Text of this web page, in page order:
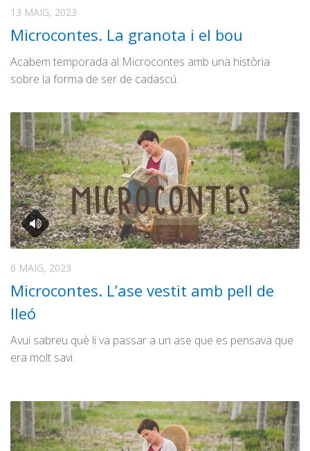
Publicitat
DJ Dbeat Classic Remix
L’Hora de la Gent Gran
Odiosos Vuit
Ona Maresme
El Refugi
Revival 80
La Vinya
Especials
Centre Obert
Festimatge
La Ràdio a l’Escola
Arxiu
Bon Dia
Camelot
CMX en sintonia
Elles van amb camper
13 MAIG, 2023
Microcontes. La granota i el bou
Acabem temporada al Microcontes amb una història
sobre la forma de ser de cadascú.
6 MAIG, 2023
Microcontes. L’ase vestit amb pell de
lleó
Avui sabreu què li va passar a un ase que es pensava que
era molt savi.